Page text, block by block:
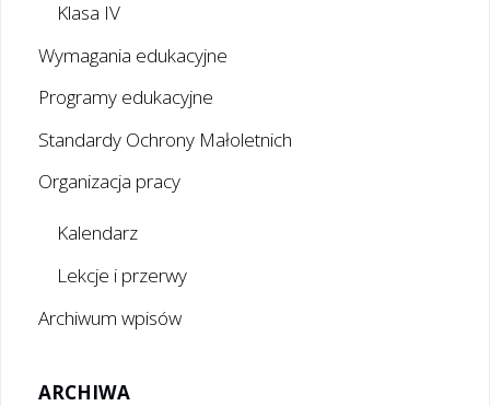
Klasa IV
Wymagania edukacyjne
Programy edukacyjne
Standardy Ochrony Małoletnich
Organizacja pracy
Kalendarz
Lekcje i przerwy
Archiwum wpisów
ARCHIWA